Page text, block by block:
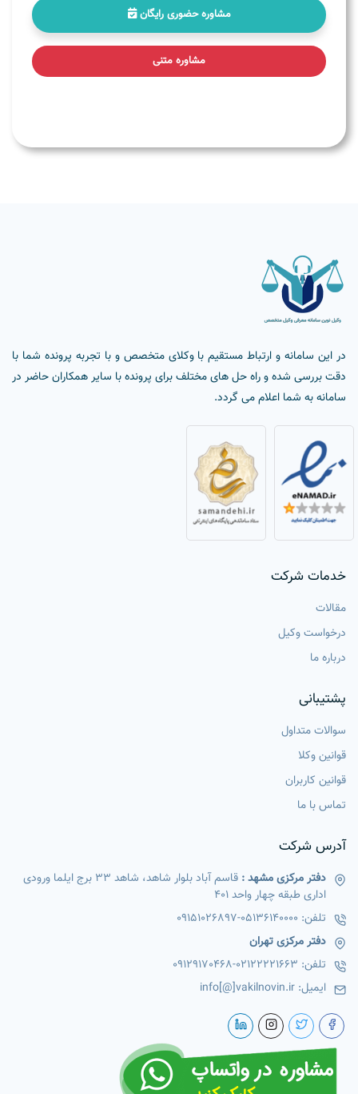
مشاوره حضوری رایگان
مشاوره متنی
در این سامانه و ارتباط مستقیم با وکلای متخصص و با تجربه پرونده شما با
دقت بررسی شده و راه حل های مختلف برای پرونده با سایر همکاران حاضر در
سامانه به شما اعلام می گردد.
خدمات شرکت
مقالات
درخواست وکیل
درباره ما
پشتیبانی
سوالات متداول
قوانین وکلا
قوانین کاربران
تماس با ما
آدرس شرکت
دفتر مرکزی مشهد :
قاسم آباد بلوار شاهد، شاهد 33 برج ایلما ورودی
اداری طبقه چهار واحد 401
تلفن: 05136140000
-
09151026897
دفتر مرکزی تهران
تلفن: 02122221663
-
09129170468
ایمیل: info[@]vakilnovin.ir